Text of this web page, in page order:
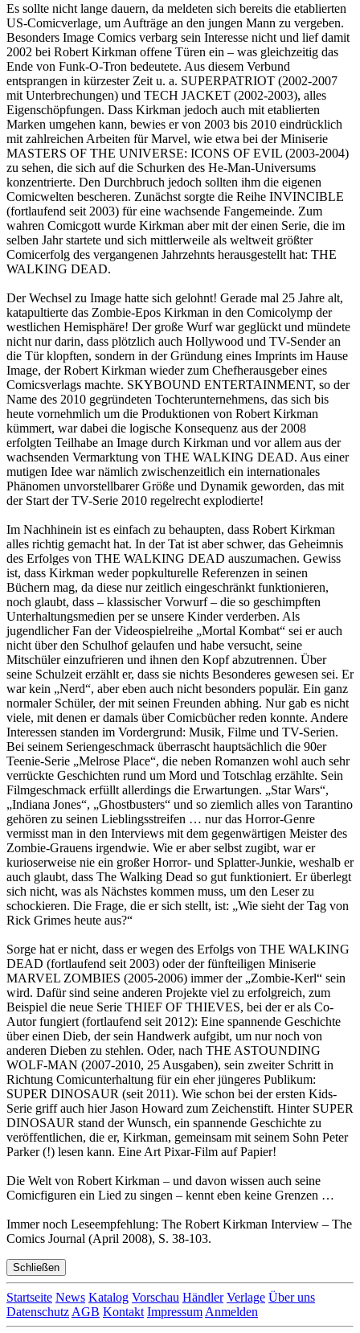
Es sollte nicht lange dauern, da meldeten sich bereits die etablierten
US-Comicverlage, um Aufträge an den jungen Mann zu vergeben.
Besonders Image Comics verbarg sein Interesse nicht und lief damit
2002 bei Robert Kirkman offene Türen ein – was gleichzeitig das
Ende von Funk-O-Tron bedeutete. Aus diesem Verbund
entsprangen in kürzester Zeit u. a. SUPERPATRIOT (2002-2007
mit Unterbrechungen) und TECH JACKET (2002-2003), alles
Eigenschöpfungen. Dass Kirkman jedoch auch mit etablierten
Marken umgehen kann, bewies er von 2003 bis 2010 eindrücklich
mit zahlreichen Arbeiten für Marvel, wie etwa bei der Miniserie
MASTERS OF THE UNIVERSE: ICONS OF EVIL (2003-2004)
zu sehen, die sich auf die Schurken des He-Man-Universums
konzentrierte. Den Durchbruch jedoch sollten ihm die eigenen
Comicwelten bescheren. Zunächst sorgte die Reihe INVINCIBLE
(fortlaufend seit 2003) für eine wachsende Fangemeinde. Zum
wahren Comicgott wurde Kirkman aber mit der einen Serie, die im
selben Jahr startete und sich mittlerweile als weltweit größter
Comicerfolg des vergangenen Jahrzehnts herausgestellt hat: THE
WALKING DEAD.
Der Wechsel zu Image hatte sich gelohnt! Gerade mal 25 Jahre alt,
katapultierte das Zombie-Epos Kirkman in den Comicolymp der
westlichen Hemisphäre! Der große Wurf war geglückt und mündete
nicht nur darin, dass plötzlich auch Hollywood und TV-Sender an
die Tür klopften, sondern in der Gründung eines Imprints im Hause
Image, der Robert Kirkman wieder zum Chefherausgeber eines
Comicsverlags machte. SKYBOUND ENTERTAINMENT, so der
Name des 2010 gegründeten Tochterunternehmens, das sich bis
heute vornehmlich um die Produktionen von Robert Kirkman
kümmert, war dabei die logische Konsequenz aus der 2008
erfolgten Teilhabe an Image durch Kirkman und vor allem aus der
wachsenden Vermarktung von THE WALKING DEAD. Aus einer
mutigen Idee war nämlich zwischenzeitlich ein internationales
Phänomen unvorstellbarer Größe und Dynamik geworden, das mit
der Start der TV-Serie 2010 regelrecht explodierte!
Im Nachhinein ist es einfach zu behaupten, dass Robert Kirkman
alles richtig gemacht hat. In der Tat ist aber schwer, das Geheimnis
des Erfolges von THE WALKING DEAD auszumachen. Gewiss
ist, dass Kirkman weder popkulturelle Referenzen in seinen
Büchern mag, da diese nur zeitlich eingeschränkt funktionieren,
noch glaubt, dass – klassischer Vorwurf – die so geschimpften
Unterhaltungsmedien per se unsere Kinder verderben. Als
jugendlicher Fan der Videospielreihe „Mortal Kombat“ sei er auch
nicht über den Schulhof gelaufen und habe versucht, seine
Mitschüler einzufrieren und ihnen den Kopf abzutrennen. Über
seine Schulzeit erzählt er, dass sie nichts Besonderes gewesen sei. Er
war kein „Nerd“, aber eben auch nicht besonders populär. Ein ganz
normaler Schüler, der mit seinen Freunden abhing. Nur gab es nicht
viele, mit denen er damals über Comicbücher reden konnte. Andere
Interessen standen im Vordergrund: Musik, Filme und TV-Serien.
Bei seinem Seriengeschmack überrascht hauptsächlich die 90er
Teenie-Serie „Melrose Place“, die neben Romanzen wohl auch sehr
verrückte Geschichten rund um Mord und Totschlag erzählte. Sein
Filmgeschmack erfüllt allerdings die Erwartungen. „Star Wars“,
„Indiana Jones“, „Ghostbusters“ und so ziemlich alles von Tarantino
gehören zu seinen Lieblingsstreifen … nur das Horror-Genre
vermisst man in den Interviews mit dem gegenwärtigen Meister des
Zombie-Grauens irgendwie. Wie er aber selbst zugibt, war er
kurioserweise nie ein großer Horror- und Splatter-Junkie, weshalb er
auch glaubt, dass The Walking Dead so gut funktioniert. Er überlegt
sich nicht, was als Nächstes kommen muss, um den Leser zu
schockieren. Die Frage, die er sich stellt, ist: „Wie sieht der Tag von
Rick Grimes heute aus?“
Sorge hat er nicht, dass er wegen des Erfolgs von THE WALKING
DEAD (fortlaufend seit 2003) oder der fünfteiligen Miniserie
MARVEL ZOMBIES (2005-2006) immer der „Zombie-Kerl“ sein
wird. Dafür sind seine anderen Projekte viel zu erfolgreich, zum
Beispiel die neue Serie THIEF OF THIEVES, bei der er als Co-
Autor fungiert (fortlaufend seit 2012): Eine spannende Geschichte
über einen Dieb, der sein Handwerk aufgibt, um nur noch von
anderen Dieben zu stehlen. Oder, nach THE ASTOUNDING
WOLF-MAN (2007-2010, 25 Ausgaben), sein zweiter Schritt in
Richtung Comicunterhaltung für ein eher jüngeres Publikum:
SUPER DINOSAUR (seit 2011). Wie schon bei der ersten Kids-
Serie griff auch hier Jason Howard zum Zeichenstift. Hinter SUPER
DINOSAUR stand der Wunsch, ein spannende Geschichte zu
veröffentlichen, die er, Kirkman, gemeinsam mit seinem Sohn Peter
Parker (!) lesen kann. Eine Art Pixar-Film auf Papier!
Die Welt von Robert Kirkman – und davon wissen auch seine
Comicfiguren ein Lied zu singen – kennt eben keine Grenzen …
Immer noch Leseempfehlung: The Robert Kirkman Interview – The
Comics Journal (April 2008), S. 38-103.
Schließen
Startseite News Katalog Vorschau Händler Verlage Über uns
Datenschutz AGB Kontakt Impressum Anmelden